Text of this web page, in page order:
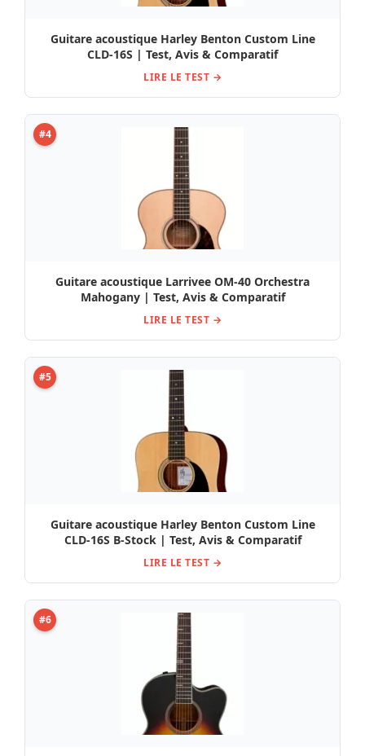
Guitare acoustique Harley Benton Custom Line
CLD-16S | Test, Avis & Comparatif
LIRE LE TEST →
#4
Guitare acoustique Larrivee OM-40 Orchestra
Mahogany | Test, Avis & Comparatif
LIRE LE TEST →
#5
Guitare acoustique Harley Benton Custom Line
CLD-16S B-Stock | Test, Avis & Comparatif
LIRE LE TEST →
#6